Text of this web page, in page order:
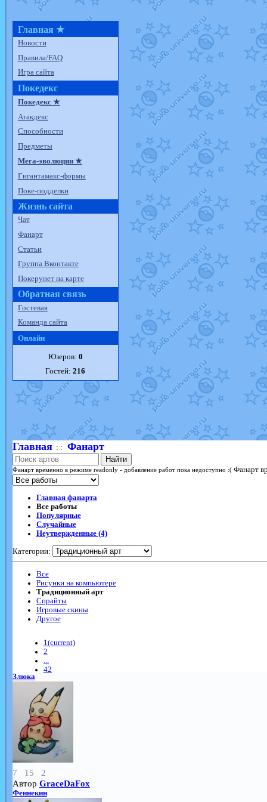
Главная ★
Новости
Правила/FAQ
Игра сайта
Покедекс
Покедекс ★
Атакдекс
Способности
Предметы
Мега-эволюции ★
Гигантамакс-формы
Поке-подделки
Жизнь сайта
Чат
Фанарт
Статьи
Группа Вконтакте
Покерунет на карте
Обратная связь
Гостевая
Команда сайта
Онлайн
Юзеров: 0
Гостей:216
Главная: : Фанарт
Найти
Фанарт временно в режиме readonly - добавление работ пока недоступно :( Фанарт
Главная фанарта
Все работы
Популярные
Случайные
Неутвержденные (4)
Категории:
Все
Рисунки на компьютере
Традиционный арт
Спрайты
Игровые скины
Другое
1(current)
2
...
42
Злюка
7 15 2
Автор GraceDaFox
Феннекин